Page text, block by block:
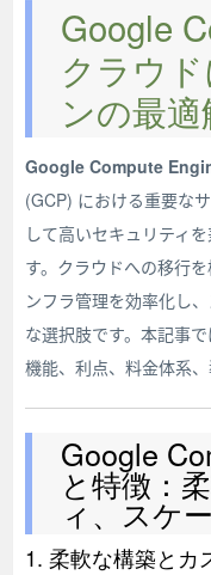
Google
クラウ
ンの最適
Google Compute
(GCP) における重要な
して高いセキュリティ
す。クラウドへの移行
ンフラ管理を効率化し
な選択肢です。本記事で
機能、利点、料金体系
Google
と特徴：
ィ、スケ
1. 柔軟な構築とカ